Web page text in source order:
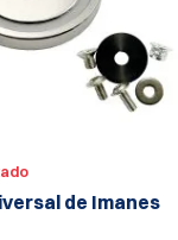
de Imanes